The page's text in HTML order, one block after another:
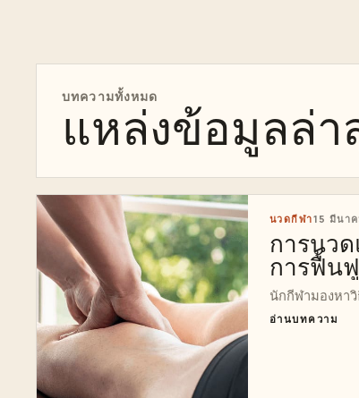
บทความทั้งหมด
แหล่งข้อมูลล่า
นวดกีฬา15 มีนา
การนว
การฟื้นฟู
นักกีฬามองหาวิ
อ่านบทความ